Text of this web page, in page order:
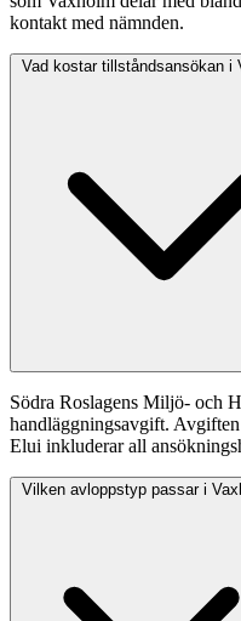
kontakt med nämnden.
Vad kostar tillståndsansökan i
Södra Roslagens Miljö- och
handläggningsavgift.
Elui inkluderar all
Vilken avloppstyp passar i